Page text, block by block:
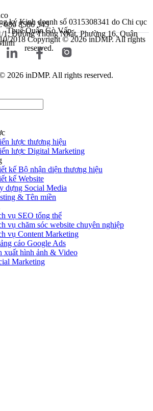
086 8586 345
1, Đường Thống Nhất, Phường 16, Quận
ký Kinh doanh số 0315308341 do Chi cục
Thuế Quận Gò Vấp
2018Copyright © 2026 inDMP. All rights
reserved.
2026 inDMP. All rights reserved.
lược thương hiệu
lược Digital Marketing
kế Bộ nhận diện thương hiệu
kế Website
dựng Social Media
& Tên miền
vụ SEO tổng thể
vụ chăm sóc website chuyên nghiệp
vụ Content Marketing
cáo Google Ads
xuất hình ảnh & Video
Marketing